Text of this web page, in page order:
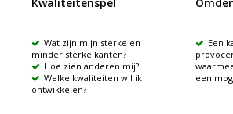
Wat zijn mijn sterke en
minder sterke kanten?
Hoe zien anderen mij?
Welke kwaliteiten wil ik
ontwikkelen?
Een
een